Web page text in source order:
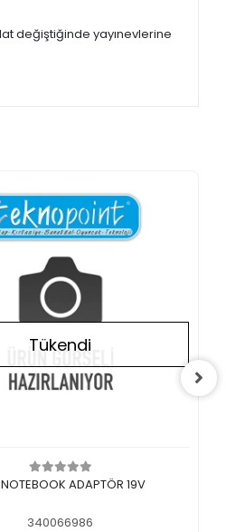
değiştiğinde yayınevlerine
Stokta Yok
Tükendi
NOTEBOOK ADAPTÖR 19V
340066986